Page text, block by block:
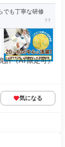
でも丁寧な研修
許（AT限定可）
気になる